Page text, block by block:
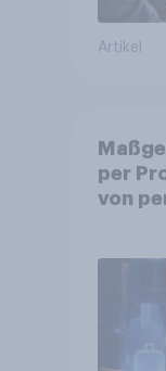
Artikel
per
von